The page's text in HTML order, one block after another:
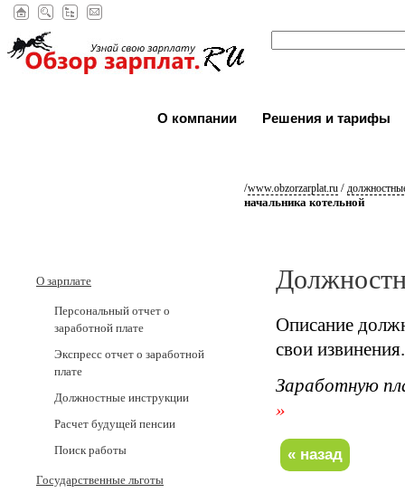
О компании Решения и тарифы
/www.obzorzarplat.ru /
начальника котельной
О зарплате
Персональный отчет о
заработной плате
Экспресс отчет о заработной
плате
Должностные инструкции
Расчет будущей пенсии
Поиск работы
Государственные льготы
Описание
свои извинения.
Заработную
»